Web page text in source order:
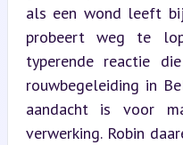
als een wond leeft
probeert weg te
typerende reactie
rouwbegeleiding in
aandacht is voor
verwerking. Robin